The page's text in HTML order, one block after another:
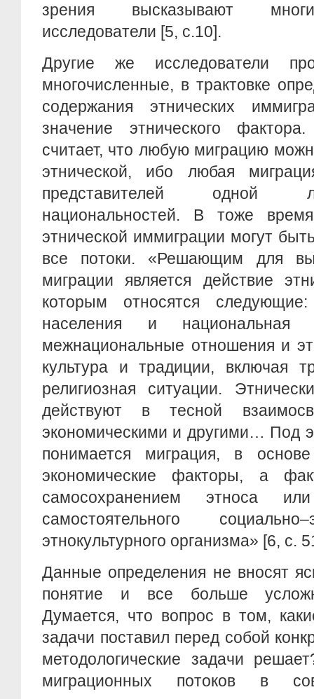
зрения высказывают
исследователи [5, c.10].
Другие же исследователи
многочисленные, в трактовке
содержания этнических
значение этнического
считает, что любую миграцию
этнической, ибо любая
представителей одной
национальностей. В тоже
этнической иммиграции могут
все потоки. «Решающим для
миграции является действие
которым относятся
населения и национальная
межнациональные отношения и
культура и традиции, включая
религиозная ситуации.
действуют в тесной
экономическими и другими… Под
понимается миграция, в
экономические факторы, а
самосохранением этноса
самостоятельного
этнокультурного организма» [6, c.
Данные определения не вносят
понятие и все больше
Думается, что вопрос в том,
задачи поставил перед собой
методологические задачи
миграционных потоков в